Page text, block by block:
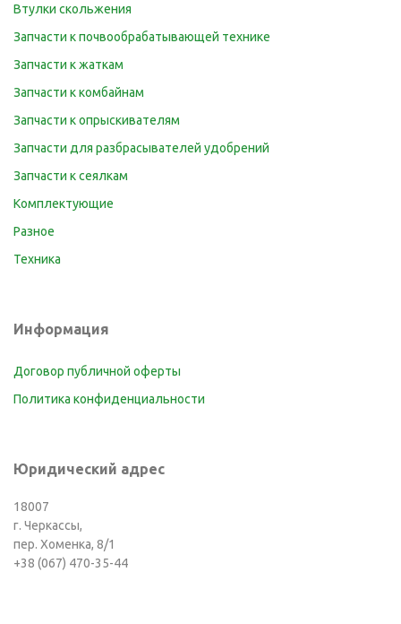
Втулки скольжения
Запчасти к почвообрабатывающей технике
Запчасти к жаткам
Запчасти к комбайнам
Запчасти к опрыскивателям
Запчасти для разбрасывателей удобрений
Запчасти к сеялкам
Комплектующие
Разное
Техника
Информация
Договор публичной оферты
Политика конфиденциальности
Юридический адрес
18007
г. Черкассы,
пер. Хоменка, 8/1
+38 (067) 470-35-44